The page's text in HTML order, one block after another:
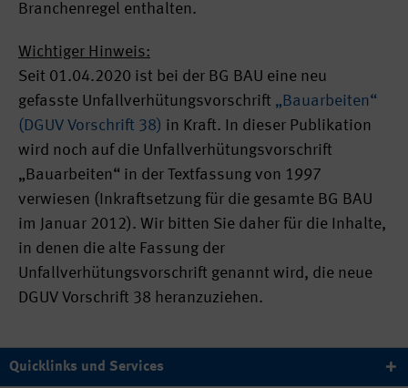
Branchenregel enthalten.
Wichtiger Hinweis:
Seit 01.04.2020 ist bei der BG BAU eine neu
gefasste Unfallverhütungsvorschrift „Bauarbeiten“
(DGUV Vorschrift 38) in Kraft. In dieser Publikation
wird noch auf die Unfallverhütungsvorschrift
„Bauarbeiten“ in der Textfassung von 1997
verwiesen (Inkraftsetzung für die gesamte BG BAU
im Januar 2012). Wir bitten Sie daher für die Inhalte,
in denen die alte Fassung der
Unfallverhütungsvorschrift genannt wird, die neue
DGUV Vorschrift 38 heranzuziehen.
Quicklinks und Services